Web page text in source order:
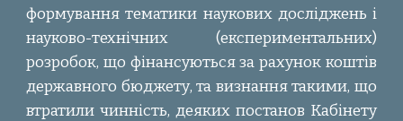
формування тематики наукових досліджень і
науково-технічних (експериментальних)
розробок, що фінансуються за рахунок коштів
державного бюджету, та визнання такими, що
втратили чинність, деяких постанов Кабінету